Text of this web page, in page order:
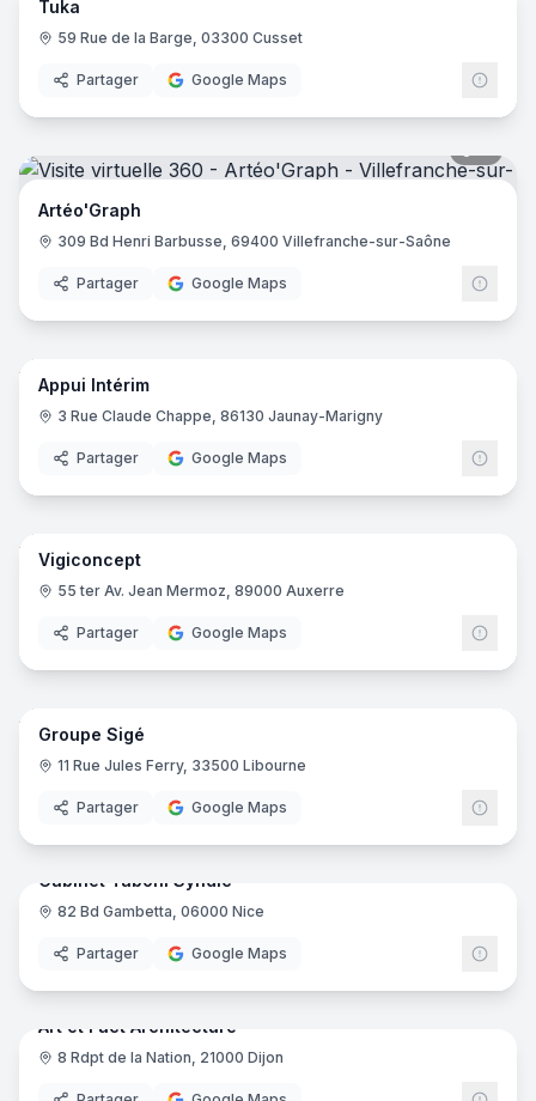
Tuka
59 Rue de la Barge, 03300 Cusset
Partager Google Maps
Artéo'Graph
309 Bd Henri Barbusse, 69400 Villefranche-sur-Saône
Partager Google Maps
8
Appui Intérim
3 Rue Claude Chappe, 86130 Jaunay-Marigny
Partager Google Maps
8
Vigiconcept
55 ter Av. Jean Mermoz, 89000 Auxerre
Partager Google Maps
8
Groupe Sigé
11 Rue Jules Ferry, 33500 Libourne
Partager Google Maps
Cabinet Taboni Syndic
82 Bd Gambetta, 06000 Nice
Partager Google Maps
Art et Fact Architecture
8 Rdpt de la Nation, 21000 Dijon